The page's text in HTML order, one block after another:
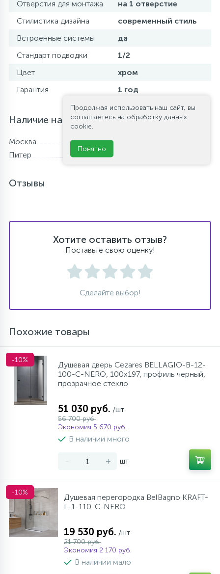
Отверстия для монтажа
на 1 отверстие
Стилистика дизайна
современный стиль
Встроенные системы
да
Стандарт подводки
1/2
Цвет
хром
Гарантия
1 год
Наличие на складе
Москва
Питер
Отзывы
Хотите оставить отзыв?
Поставьте свою оценку!
Сделайте выбор!
Похожие товары
-10%
Душевая дверь Cezares BELLAGIO-B-12-
100-C-NERO, 100х197, профиль черный,
прозрачное стекло
51 030 руб. /шт
56 700 руб.
Экономия 5 670 руб.
В наличии много
- + шт
-10%
Душевая перегородка BelBagno KRAFT-
L-1-110-C-NERO
19 530 руб. /шт
21 700 руб.
Экономия 2 170 руб.
В наличии мало
Продолжая использовать наш сайт, вы
соглашаетесь на обработку данных
cookie.
Понятно